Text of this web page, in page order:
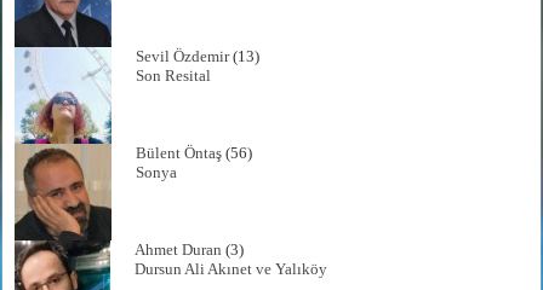
Sevil Özdemir(13)
Son Resital
Bülent Öntaş (56)
Sonya
Ahmet Duran (3)
Dursun Ali Akınet ve Yalıköy